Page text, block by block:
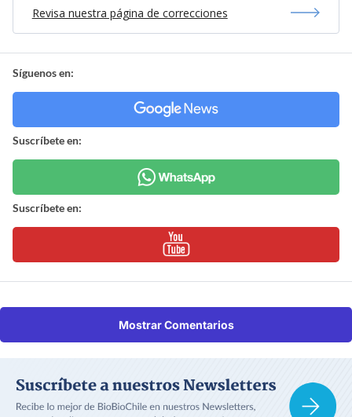
Revisa nuestra página de correcciones
Síguenos en:
Suscríbete en:
Suscríbete en:
Mostrar Comentarios